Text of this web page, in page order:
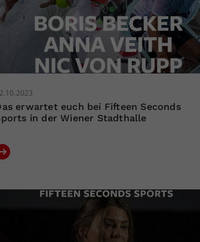
erwartet euch bei Fifteen Seconds
in der Wiener Stadthalle